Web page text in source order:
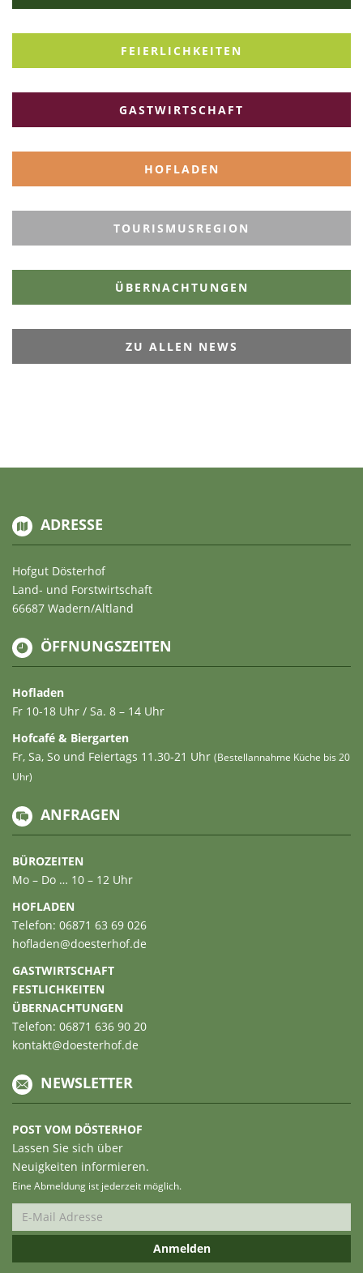
FEIERLICHKEITEN
GASTWIRTSCHAFT
HOFLADEN
TOURISMUSREGION
ÜBERNACHTUNGEN
ZU ALLEN NEWS
ADRESSE
Hofgut Dösterhof
Land- und Forstwirtschaft
66687 Wadern/Altland
ÖFFNUNGSZEITEN
Hofladen
Fr 10-18 Uhr / Sa. 8 – 14 Uhr
Hofcafé & Biergarten
Fr, Sa, So und Feiertags 11.30-21 Uhr (Bestellannahme Küche bis 20
Uhr)
ANFRAGEN
BÜROZEITEN
Mo – Do … 10 – 12 Uhr
HOFLADEN
Telefon: 06871 63 69 026
hofladen@doesterhof.de
GASTWIRTSCHAFT
FESTLICHKEITEN
ÜBERNACHTUNGEN
Telefon: 06871 636 90 20
kontakt@doesterhof.de
NEWSLETTER
POST VOM DÖSTERHOF
Lassen Sie sich über
Neuigkeiten informieren.
Eine Abmeldung ist jederzeit möglich.